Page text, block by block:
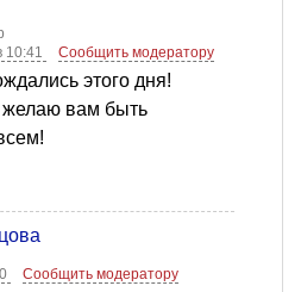
10:41
Сообщить модератору
этого дня!
вам быть
Сообщить модератору